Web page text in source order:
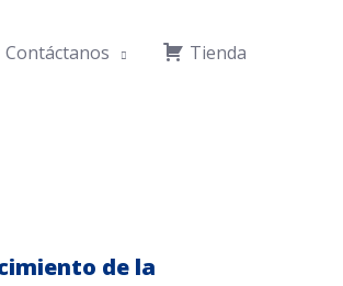
Contáctanos Tienda
de la